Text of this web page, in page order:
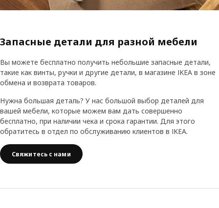
Запасные детали для разной мебели
Вы можете бесплатно получить небольшие запасные детали,
такие как винты, ручки и другие детали, в магазине IKEA в зоне
обмена и возврата товаров.
Нужна большая деталь? У нас большой выбор деталей для
вашей мебели, которые можем вам дать совершенно
бесплатно, при наличии чека и срока гарантии. Для этого
обратитесь в отдел по обслуживанию клиентов в IKEA.
Свяжитесь с нами